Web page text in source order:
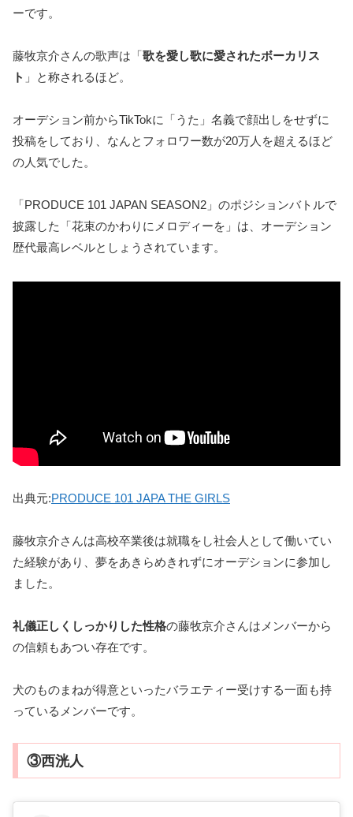
ーです。
藤牧京介さんの歌声は「歌を愛し歌に愛されたボーカリス
ト 」と称されるほど。
オーデション前からTikTokに「うた」名義で顔出しをせずに
投稿をしており、なんとフォロワー数が20万人を超えるほど
の人気でした。
「PRODUCE 101 JAPAN SEASON2」のポジションバトルで
披露した「花束のかわりにメロディーを」は、オーデション
歴代最高レベルとしょうされています。
出典元:PRODUCE 101 JAPA THE GIRLS
藤牧京介さんは高校卒業後は就職をし社会人として働いてい
た経験があり、夢をあきらめきれずにオーデションに参加し
ました。
礼儀正しくしっかりした性格の藤牧京介さんはメンバーから
の信頼もあつい存在です。
犬のものまねが得意といったバラエティー受けする一面も持
っているメンバーです。
③西洸人